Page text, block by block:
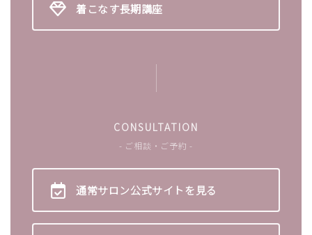
着こなす長期講座
CONSULTATION
- ご相談・ご予約 -
通常サロン公式サイトを見る